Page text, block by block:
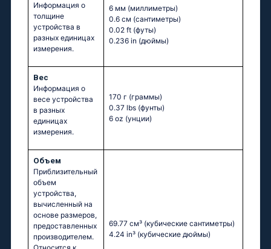
Информация о
толщине
устройства в
разных единицах
измерения.
6 мм (миллиметры)
0.6 см (сантиметры)
0.02 ft (футы)
0.236 in (дюймы)
Вес
Информация о
весе устройства
в разных
единицах
измерения.
170 г (граммы)
0.37 lbs (фунты)
6 oz (унции)
Объем
Приблизительный
объем
устройства,
вычисленный на
основе размеров,
предоставленных
производителем.
69.77 см³ (кубические сантиметры)
4.24 in³ (кубические дюймы)